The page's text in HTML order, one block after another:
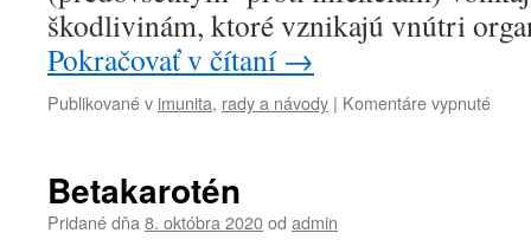
škodlivinám, ktoré vznikajú vnútri
Pokračovať v čítaní →
Publikované v imunita, rady a návody | Komentáre vypnuténa
Betakarotén
Pridané dňa 8. októbra 2020od admin